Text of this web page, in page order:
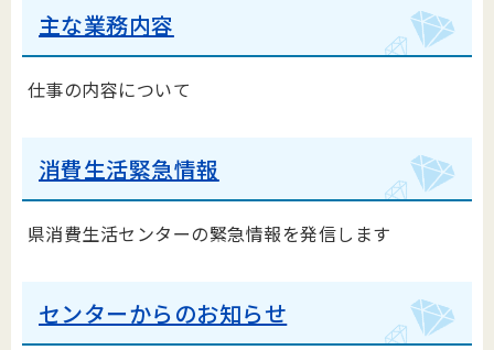
主な業務内容
仕事の内容について
消費生活緊急情報
県消費生活センターの緊急情報を発信します
センターからのお知らせ